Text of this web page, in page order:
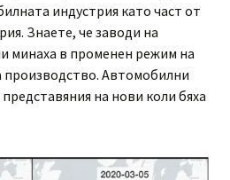
индустрия като част от
Знаете, че заводи на
минаха в променен режим на
производство. Автомобилни
на нови коли бяха